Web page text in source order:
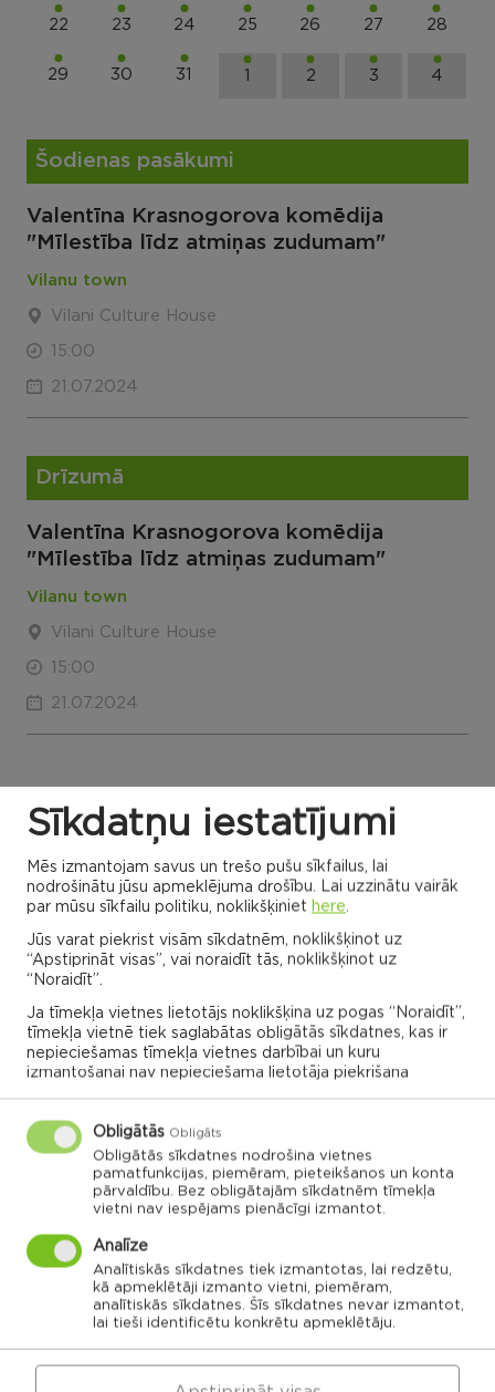
22 23 24 25 26 27 28
29 30 31 1 2 3 4
Šodienas pasākumi
Valentīna Krasnogorova komēdija
"Mīlestība līdz atmiņas zudumam"
Vilanu town
Vilani Culture House
15:00
21.07.2024
Drīzumā
Valentīna Krasnogorova komēdija
"Mīlestība līdz atmiņas zudumam"
Vilanu town
Vilani Culture House
15:00
21.07.2024
ALL EVENTS
Rēzekne municipality map
more
Dricānu apvienības
pārvalde
Nautrēnu apvienības
pārvalde
Gaigalavas
pagasts,
Rēzeknes
parish
parish
Nautrenu civil
parish
parish
Sīkdatņu iestatījumi
Mēs izmantojam savus un trešo pušu sīkfailus, lai
nodrošinātu jūsu apmeklējuma drošību. Lai uzzinātu vairāk
par mūsu sīkfailu politiku, noklikšķiniet here.
Jūs varat piekrist visām sīkdatnēm, noklikšķinot uz
“Apstiprināt visas”, vai noraidīt tās, noklikšķinot uz
“Noraidīt”.
Ja tīmekļa vietnes lietotājs noklikšķina uz pogas “Noraidīt”,
tīmekļa vietnē tiek saglabātas obligātās sīkdatnes, kas ir
nepieciešamas tīmekļa vietnes darbībai un kuru
izmantošanai nav nepieciešama lietotāja piekrišana
Obligātās Obligāts
Obligātās sīkdatnes nodrošina vietnes
pamatfunkcijas, piemēram, pieteikšanos un konta
pārvaldību. Bez obligātajām sīkdatnēm tīmekļa
vietni nav iespējams pienācīgi izmantot.
Analīze
Analītiskās sīkdatnes tiek izmantotas, lai redzētu,
kā apmeklētāji izmanto vietni, piemēram,
analītiskās sīkdatnes. Šīs sīkdatnes nevar izmantot,
lai tieši identificētu konkrētu apmeklētāju.